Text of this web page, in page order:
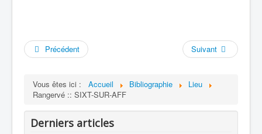
Précédent Suivant
Vous êtes ici : Accueil Bibliographie
Lieu
Rangervé :: SIXT-SUR-AFF
Derniers articles